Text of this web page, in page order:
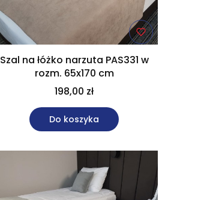
Szal na łóżko narzuta PAS331 w
rozm. 65x170 cm
198,00 zł
Do koszyka